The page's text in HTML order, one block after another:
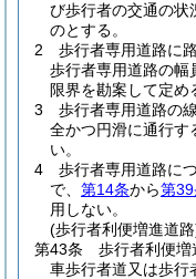
び歩行者の交通の状
のとする。
2
歩行者専用道路に
歩行者専用道路の幅
限界を勘案して定め
3
歩行者専用道路の
全かつ円滑に通行す
い。
4
歩行者専用道路につ
で、 第14条から第39
用しない。
(歩行者利便増進道
第43条
歩行者利便
車歩行者道又は歩行